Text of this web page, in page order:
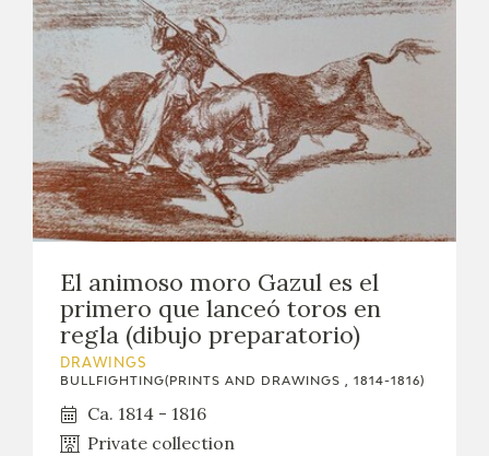
El animoso moro Gazul es el
primero que lanceó toros en
regla (dibujo preparatorio)
DRAWINGS
BULLFIGHTING(PRINTS AND DRAWINGS , 1814-1816)
Ca. 1814 - 1816
Private collection